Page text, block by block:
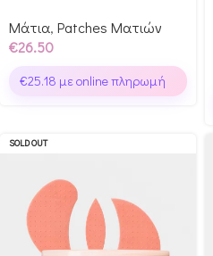
Μάτια, Patches Ματιών
€26.50
€25.18 με online πληρωμή
SOLD OUT